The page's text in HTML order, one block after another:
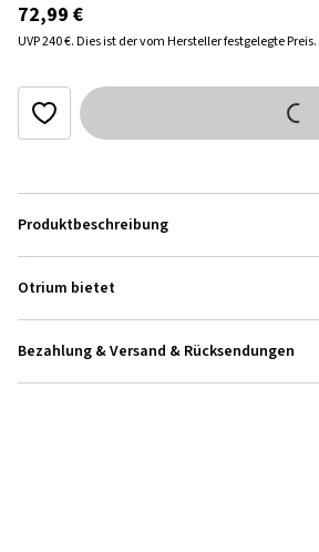
72,99 €
UVP240 €.Dies ist der vom Hersteller festgelegte Preis.
Produktbeschreibung
Otrium bietet
Bezahlung & Versand & Rücksendungen